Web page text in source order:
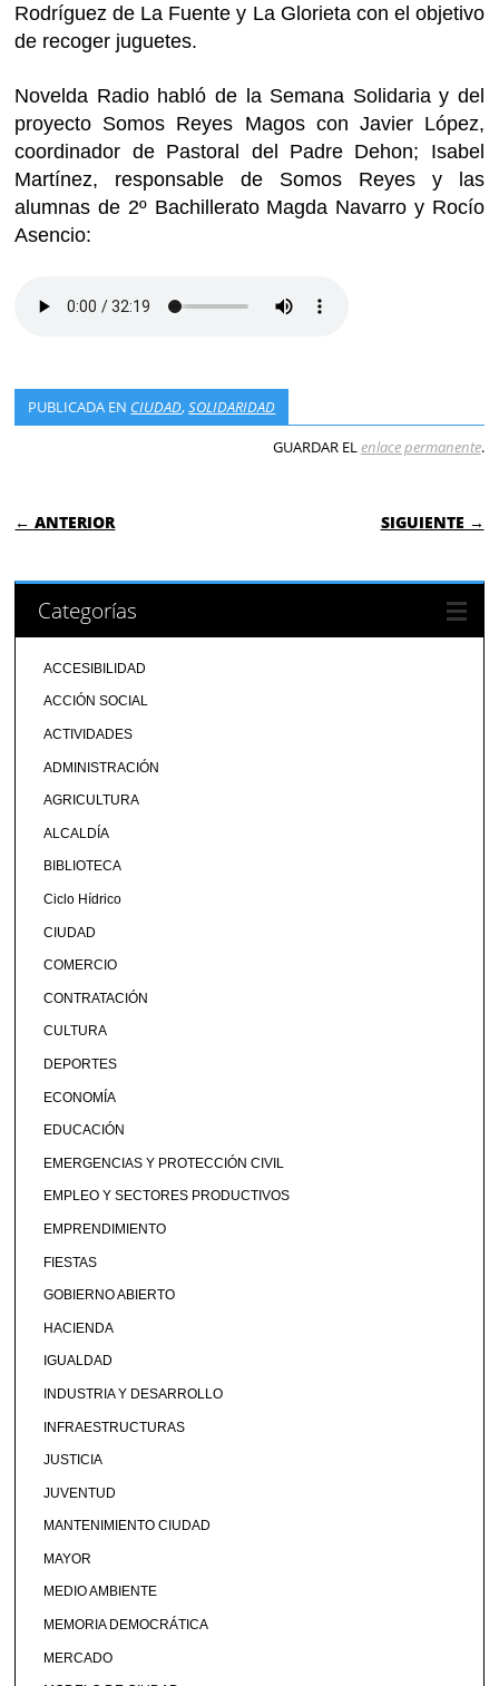
Rodríguez de La Fuente y La Glorieta con el objetivo
de recoger juguetes.
Novelda Radio habló de la Semana Solidaria y del
proyecto Somos Reyes Magos con Javier López,
coordinador de Pastoral del Padre Dehon; Isabel
Martínez, responsable de Somos Reyes y las
alumnas de 2º Bachillerato Magda Navarro y Rocío
Asencio:
PUBLICADA EN CIUDAD,SOLIDARIDAD
GUARDAR ELenlace permanente.
NAVEGACIÓN DE ENTRADAS
← ANTERIOR SIGUIENTE →
Categorías
ACCESIBILIDAD
ACCIÓN SOCIAL
ACTIVIDADES
ADMINISTRACIÓN
AGRICULTURA
ALCALDÍA
BIBLIOTECA
Ciclo Hídrico
CIUDAD
COMERCIO
CONTRATACIÓN
CULTURA
DEPORTES
ECONOMÍA
EDUCACIÓN
EMERGENCIAS Y PROTECCIÓN CIVIL
EMPLEO Y SECTORES PRODUCTIVOS
EMPRENDIMIENTO
FIESTAS
GOBIERNO ABIERTO
HACIENDA
IGUALDAD
INDUSTRIA Y DESARROLLO
INFRAESTRUCTURAS
JUSTICIA
JUVENTUD
MANTENIMIENTO CIUDAD
MAYOR
MEDIO AMBIENTE
MEMORIA DEMOCRÁTICA
MERCADO